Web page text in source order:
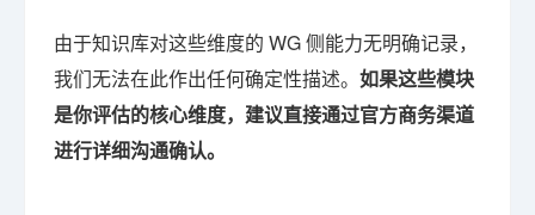
由于知识库对这些维度的 WG 侧能力无明确记录，
我们无法在此作出任何确定性描述。 如果这些模块
是你评估的核心维度，建议直接通过官方商务渠道
进行详细沟通确认。